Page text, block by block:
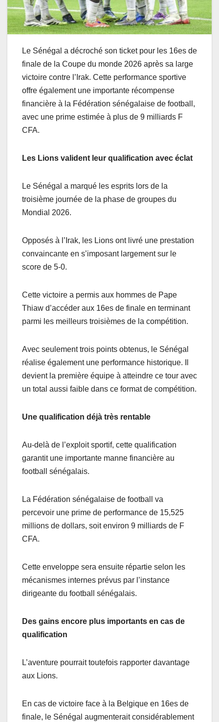
Le Sénégal a décroché son ticket pour les 16es de
finale de la Coupe du monde 2026 après sa large
victoire contre l’Irak. Cette performance sportive
offre également une importante récompense
financière à la Fédération sénégalaise de football,
avec une prime estimée à plus de 9 milliards F
CFA.
Les Lions valident leur qualification avec éclat
Le Sénégal a marqué les esprits lors de la
troisième journée de la phase de groupes du
Mondial 2026.
Opposés à l’Irak, les Lions ont livré une prestation
convaincante en s’imposant largement sur le
score de 5-0.
Cette victoire a permis aux hommes de Pape
Thiaw d’accéder aux 16es de finale en terminant
parmi les meilleurs troisièmes de la compétition.
Avec seulement trois points obtenus, le Sénégal
réalise également une performance historique. Il
devient la première équipe à atteindre ce tour avec
un total aussi faible dans ce format de compétition.
Une qualification déjà très rentable
Au-delà de l’exploit sportif, cette qualification
garantit une importante manne financière au
football sénégalais.
La Fédération sénégalaise de football va
percevoir une prime de performance de 15,525
millions de dollars, soit environ 9 milliards de F
CFA.
Cette enveloppe sera ensuite répartie selon les
mécanismes internes prévus par l’instance
dirigeante du football sénégalais.
Des gains encore plus importants en cas de
qualification
L’aventure pourrait toutefois rapporter davantage
aux Lions.
En cas de victoire face à la Belgique en 16es de
finale, le Sénégal augmenterait considérablement